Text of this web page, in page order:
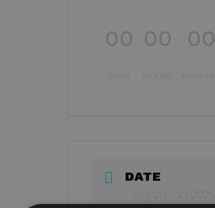
00 00 00
DATE
Aug 20 - 21 2026